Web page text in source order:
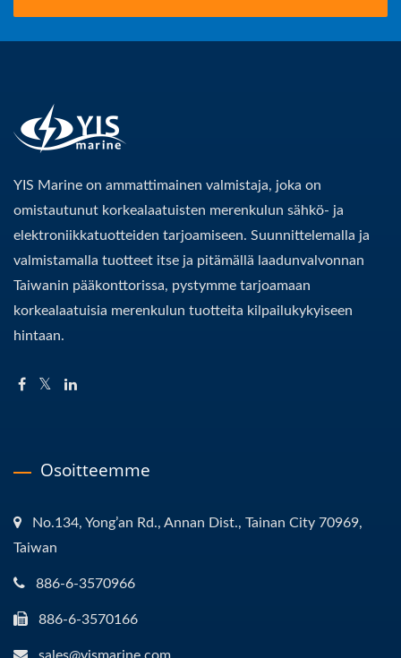
YIS Marine on ammattimainen valmistaja, joka on
omistautunut korkealaatuisten merenkulun sähkö- ja
elektroniikkatuotteiden tarjoamiseen. Suunnittelemalla ja
valmistamalla tuotteet itse ja pitämällä laadunvalvonnan
Taiwanin pääkonttorissa, pystymme tarjoamaan
korkealaatuisia merenkulun tuotteita kilpailukykyiseen
hintaan.
Osoitteemme
No.134, Yong’an Rd., Annan Dist., Tainan City 70969,
Taiwan
886-6-3570966
886-6-3570166